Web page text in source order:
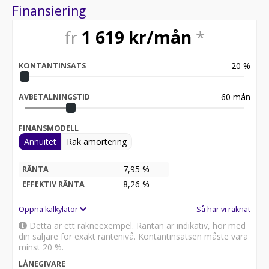
Vi erbjuder finansieringsalternativ med förmånliga
garantier på upp till 36 månader och 30 dagars
Trygghansa) kan du känna dig trygg från första stund.
Torshagsbil tar hand om dig, både på vägen och långt
efter att du har lämnat oss.
Finansiering
fr 1 619 kr/mån *
KONTANTINSATS 20 %
AVBETALNINGSTID 60 mån
FINANSMODELL
Annuitet Rak amortering
RÄNTA 7,95 %
EFFEKTIV RÄNTA 8,26 %
Öppna kalkylator Så har vi räknat
Detta är ett räkneexempel. Räntan är indikativ, hör med
din säljare för exakt räntenivå. Kontantinsatsen måste vara
minst 20 %.
LÅNEGIVARE